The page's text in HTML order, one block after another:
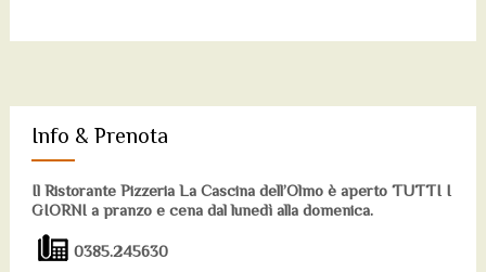
Info & Prenota
Il Ristorante Pizzeria La Cascina dell’Olmo è aperto TUTTI I
GIORNI a pranzo e cena dal lunedì alla domenica.
0385.245630